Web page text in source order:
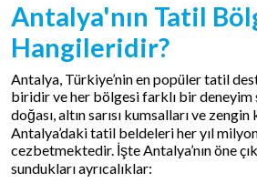
Antalya'nın Tatil
Hangileridir?
Antalya, Türkiye’nin en popüler tatil
biridir ve her bölgesi farklı bir deneyim
doğası, altın sarısı kumsalları ve
Antalya’daki tatil beldeleri her yıl
cezbetmektedir. İşte Antalya’nın öne
sundukları ayrıcalıklar: